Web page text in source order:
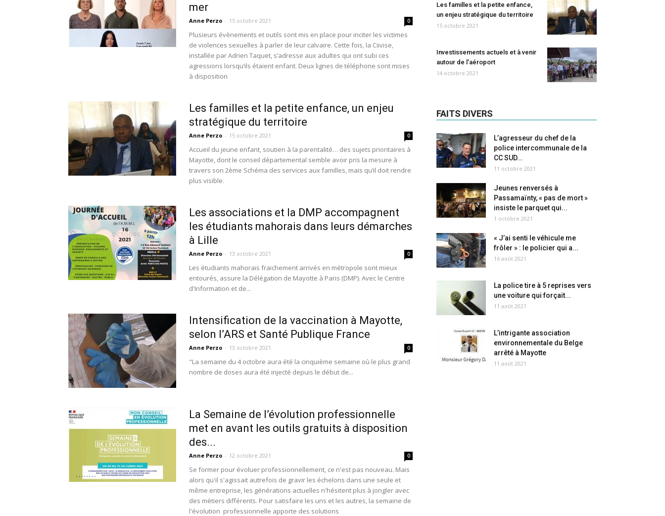
mer
Anne Perzo - 15 octobre 2021 0
Plusieurs évènements et outils sont mis en place pour inciter les victimes
de violences sexuelles à parler de leur calvaire. Cette fois, la Ciivise,
installée par Adrien Taquet, s’adresse aux adultes qui ont subi ces
agressions lorsqu’ils étaient enfant. Deux lignes de téléphone sont mises
à disposition
Les familles et la petite enfance, un enjeu
stratégique du territoire
Anne Perzo - 15 octobre 2021 0
Accueil du jeune enfant, soutien à la parentalité… des sujets prioritaires à
Mayotte, dont le conseil départemental semble avoir pris la mesure à
travers son 2ème Schéma des services aux familles, mais qu’il doit rendre
plus visible.
Les associations et la DMP accompagnent
les étudiants mahorais dans leurs démarches
à Lille
Anne Perzo - 13 octobre 2021 0
Les étudiants mahorais fraichement arrivés en métropole sont mieux
entourés, assure la Délégation de Mayotte à Paris (DMP). Avec le Centre
d'Information et de...
Intensification de la vaccination à Mayotte,
selon l’ARS et Santé Publique France
Anne Perzo - 13 octobre 2021 0
"La semaine du 4 octobre aura été la cinquième semaine où le plus grand
nombre de doses aura été injecté depuis le début de...
La Semaine de l’évolution professionnelle
met en avant les outils gratuits à disposition
des...
Anne Perzo - 12 octobre 2021 0
Se former pour évoluer professionnellement, ce n'est pas nouveau. Mais
alors qu'il s'agissait autrefois de gravir les échelons dans une seule et
même entreprise, les générations actuelles n'hésitent plus à jongler avec
des métiers différents. Pour satisfaire les uns et les autres, la semaine de
l'évolution professionnelle apporte des solutions
Les familles et la petite enfance,
un enjeu stratégique du territoire
15 octobre 2021
Investissements actuels et à venir
autour de l’aéroport
14 octobre 2021
FAITS DIVERS
L’agresseur du chef de la
police intercommunale de la
CC SUD...
11 octobre 2021
Jeunes renversés à
Passamaïnty, « pas de mort »
insiste le parquet qui...
1 octobre 2021
« J’ai senti le véhicule me
frôler » : le policier qui a...
16 août 2021
La police tire à 5 reprises vers
une voiture qui forçait...
11 août 2021
L’intrigante association
environnementale du Belge
arrêté à Mayotte
11 août 2021